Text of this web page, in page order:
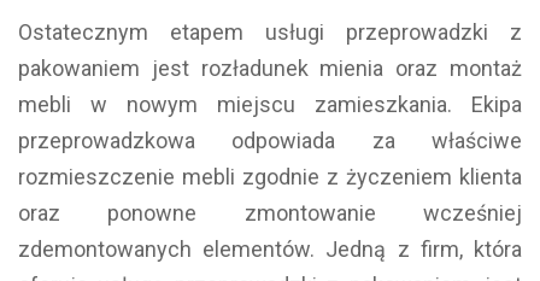
Ostatecznym etapem usługi przeprowadzki z
pakowaniem jest rozładunek mienia oraz montaż
mebli w nowym miejscu zamieszkania. Ekipa
przeprowadzkowa odpowiada za właściwe
rozmieszczenie mebli zgodnie z życzeniem klienta
oraz ponowne zmontowanie wcześniej
zdemontowanych elementów. Jedną z firm, która